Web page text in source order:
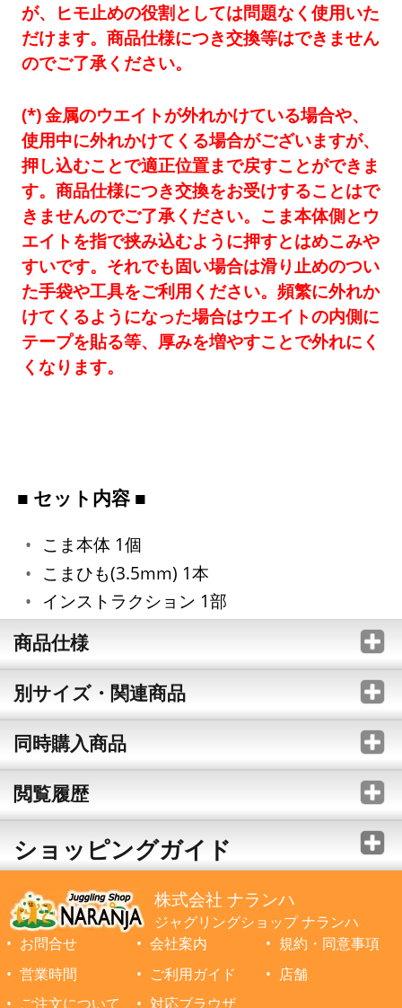
が、ヒモ止めの役割としては問題なく使用いた
だけます。商品仕様につき交換等はできません
のでご了承ください。
金属のウエイトが外れかけている場合や、
使用中に外れかけてくる場合がございますが、
押し込むことで適正位置まで戻すことができま
す。商品仕様につき交換をお受けすることはで
きませんのでご了承ください。こま本体側とウ
エイトを指で挟み込むように押すとはめこみや
すいです。それでも固い場合は滑り止めのつい
た手袋や工具をご利用ください。頻繁に外れか
けてくるようになった場合はウエイトの内側に
テープを貼る等、厚みを増やすことで外れにく
くなります。
■ セット内容 ■
こま本体 1個
こまひも(3.5mm) 1本
インストラクション 1部
商品仕様
別サイズ・関連商品
同時購入商品
閲覧履歴
ショッピングガイド
株式会社 ナランハ
ジャグリングショップ ナランハ
お問合せ
会社案内
規約・同意事項
営業時間
ご利用ガイド
店舗
ご注文について
対応ブラウザ